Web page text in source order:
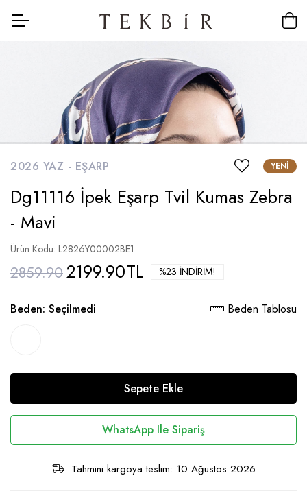
2026 YAZ - EŞARP YENI
Dg11116 İpek Eşarp Tvil Kumas Zebra
- Mavi
Ürün Kodu: L2826Y00002BE1
2859.902199.90TL %23 İNDIRIM!
Beden: Seçilmedi Beden Tablosu
Sepete Ekle
WhatsApp Ile Sipariş
Tahmini kargoya teslim: 10 Ağustos 2026